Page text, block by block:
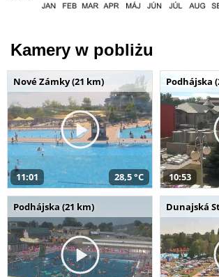
Kamery w pobliżu
Nové Zámky (21 km)
11:01 28,5 °C
Podhájska
10:53
Podhájska (21 km) Dunajská